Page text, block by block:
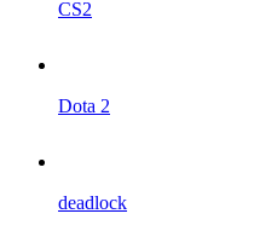
CS2
Dota 2
deadlock